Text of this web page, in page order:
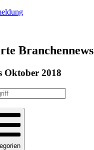
Branchennews
Oktober 2018